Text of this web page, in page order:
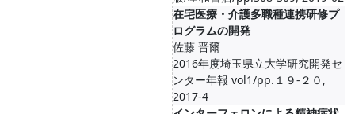
在宅医療・介護多職種連携研修プ
ログラムの開発
佐藤 晋爾
2016年度埼玉県立大学研究開発セ
ンター年報 vol1/pp.１９-２０,
2017-4